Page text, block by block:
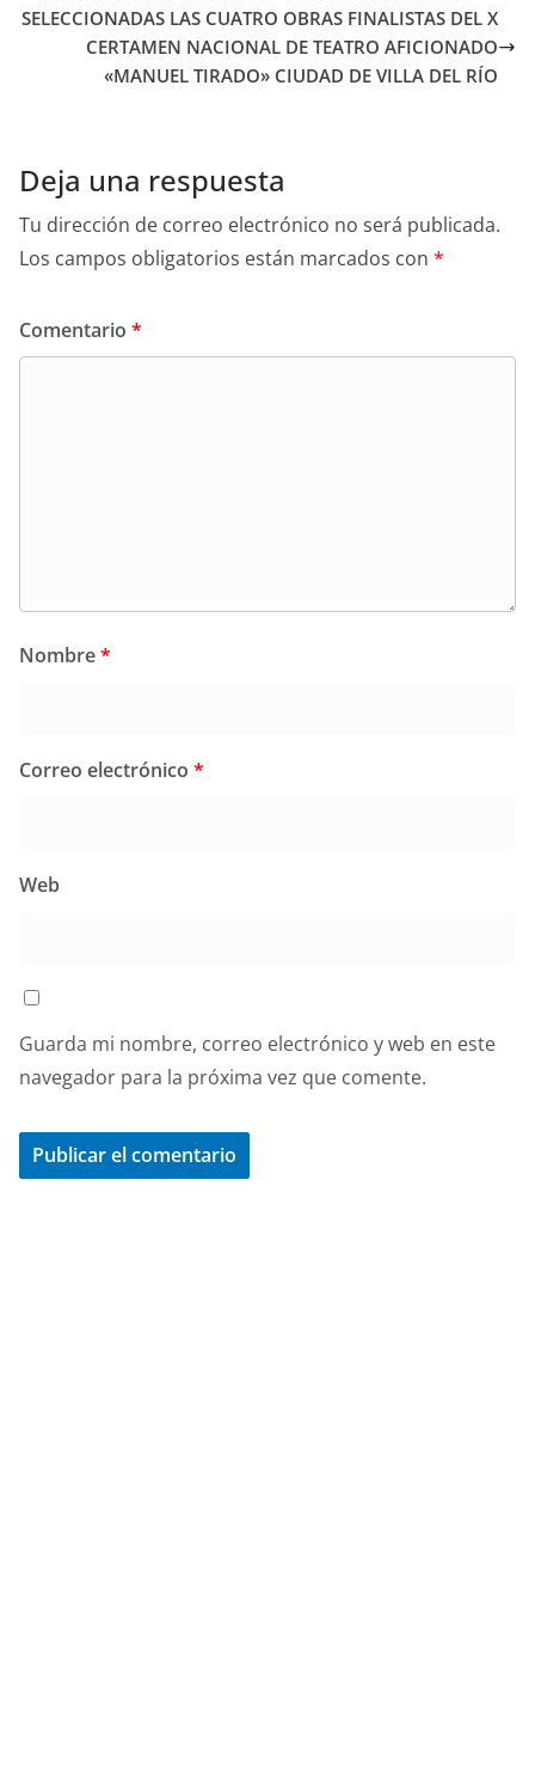
SELECCIONADAS LAS CUATRO OBRAS FINALISTAS DEL X
CERTAMEN NACIONAL DE TEATRO AFICIONADO
«MANUEL TIRADO» CIUDAD DE VILLA DEL RÍO
Deja una respuesta
Tu dirección de correo electrónico no será publicada.
Los campos obligatorios están marcados con *
Comentario *
Nombre*
Correo electrónico *
Web
Guarda mi nombre, correo electrónico y web en este
navegador para la próxima vez que comente.